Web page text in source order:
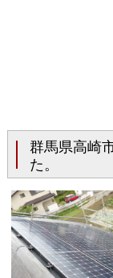
群馬県高崎
た。